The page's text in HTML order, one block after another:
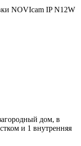
NOVIcam IP N12W
дом, в
и 1 внутренняя